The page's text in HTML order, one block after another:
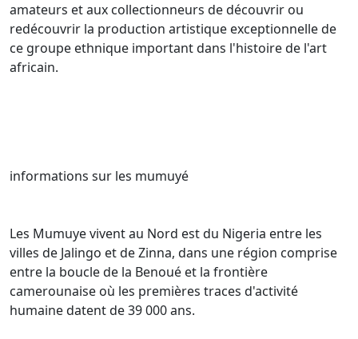
amateurs et aux collectionneurs de découvrir ou
redécouvrir la production artistique exceptionnelle de
ce groupe ethnique important dans l'histoire de l'art
africain.
informations sur les mumuyé
Les Mumuye vivent au Nord est du Nigeria entre les
villes de Jalingo et de Zinna, dans une région comprise
entre la boucle de la Benoué et la frontière
camerounaise où les premières traces d'activité
humaine datent de 39 000 ans.